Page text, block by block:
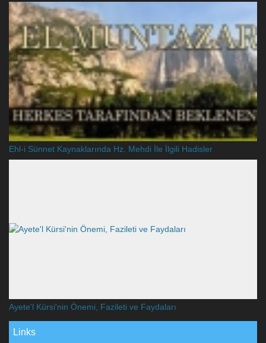
Ehl-i Sünnet Kaynaklarında Hz. Mehdi İle İlgili Hadisler
Ayete'l Kürsi'nin Önemi, Fazileti ve Faydaları
Links